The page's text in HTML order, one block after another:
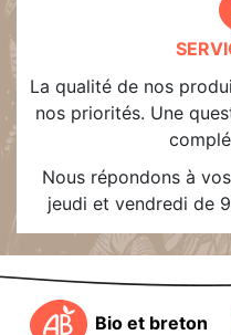
La qualité de nos
nos priorités. Une
Nous répondons à
jeudi et vendredi de
Bio et breton